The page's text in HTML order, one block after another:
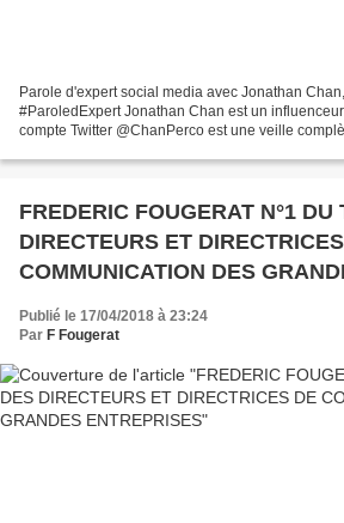
Parole d'expert social media avec Jonathan
#ParoledExpert Jonathan Chan est un
compte Twitter @ChanPerco est une veille
FREDERIC FOUGERAT N°1 DU
DIRECTEURS ET
COMMUNICATION DES
Publié le 17/04/2018 à 23:24
Par F Fougerat